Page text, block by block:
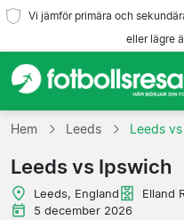
Vi jämför primära och
eller lägre
Hem
Lag
Ligor
Hem Leeds Leeds
Leeds vs Ipswich
Leeds, England Elland
5 december 2026